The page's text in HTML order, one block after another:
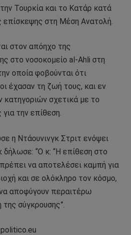
Τουρκία και το Κατάρ κατά
επίσκεψης στη Μέση Ανατολή.
στον απόηχο της
στο νοσοκομείο al-Ahli στη
οποία φοβούνται ότι
έχασαν τη ζωή τους, και εν
σχετικά με το
την επίθεση.
η Ντάουνινγκ Στριτ ενόψει
δήλωσε: “Ο κ: “Η επίθεση στο
να αποτελέσει καμπή για
και σε ολόκληρο τον κόσμο,
αποφύγουν περαιτέρω
σύγκρουσης”.